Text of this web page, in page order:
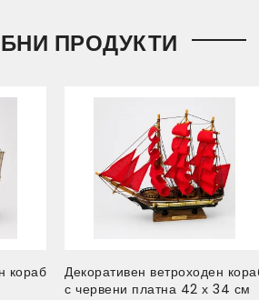
ПРОДУКТИ
кораб
Декоративен ветроходен
с червени платна 42 х 34 см